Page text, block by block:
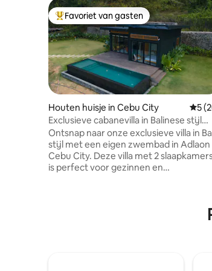
Topfavoriet van gasten
Favoriet van gasten
Houten huisje in Cebu City
5
Exclusieve cabanevilla in Balinese stijl
met privézwembad
Ontsnap naar onze exclusieve villa in
stijl met een eigen zwembad in Adlaon
Cebu City. Deze villa met 2
is perfect voor gezinnen en